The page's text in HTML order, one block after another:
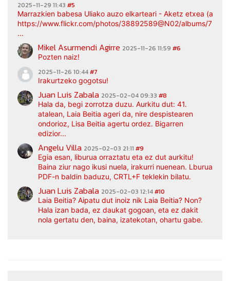
2025-11-29 11:43 #5
Marrazkien babesa Uliako auzo elkarteari - Aketz etxea
https://www.flickr.com/photos/38892589@N02/albums/
...
Mikel Asurmendi Agirre 2025-11-26 11:59 #6
Pozten naiz!
2025-11-26 10:44#7
Irakurtzeko gogotsu!
Juan Luis Zabala 2025-02-04 09:33 #8
Hala da, begi zorrotza duzu. Aurkitu dut: 41.
atalean, Laia Beitia ageri da, nire despistearen
ondorioz, Lisa Beitia agertu ordez. Bigarren
edizior...
Angelu Villa 2025-02-03 21:11 #9
Egia esan, liburua orraztatu eta ez dut aurkitu!
Baina ziur nago ikusi nuela, irakurri nuenean. Lburua
PDF-n baldin baduzu, CRTL+F teklekin bilatu.
Juan Luis Zabala 2025-02-03 12:14#10
Laia Beitia? Aipatu dut inoiz nik Laia Beitia? Non?
Hala izan bada, ez daukat gogoan, eta ez dakit
nola gertatu den, baina, izatekotan, ohartu gabe.